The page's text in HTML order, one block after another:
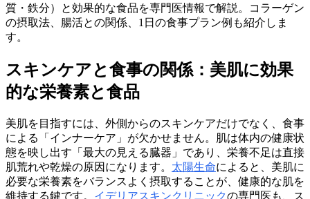
質・鉄分）と効果的な食品を専門医情報で解説。コラーゲン
の摂取法、腸活との関係、1日の食事プラン例も紹介しま
す。
スキンケアと食事の関係：美肌に効果
的な栄養素と食品
美肌を目指すには、外側からのスキンケアだけでなく、食事
による「インナーケア」が欠かせません。肌は体内の健康状
態を映し出す「最大の見える臓器」であり、栄養不足は直接
肌荒れや乾燥の原因になります。 太陽生命によると、美肌に
必要な栄養素をバランスよく摂取することが、健康的な肌を
維持する鍵です。 イデリアスキンクリニックの専門医も、ス